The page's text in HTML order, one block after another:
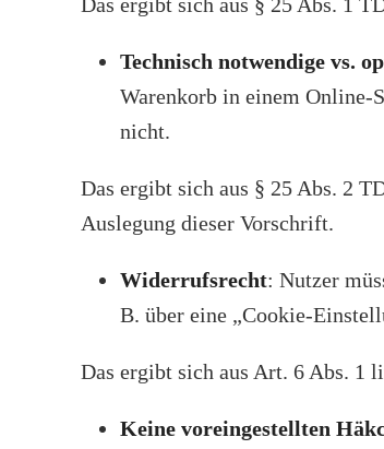
Technisch notwendige vs.
Warenkorb in einem Online-
nicht.
Das ergibt sich aus § 25 Abs. 2
Auslegung dieser Vorschrift.
Widerrufsrecht: Nutzer
B. über eine „Cookie-
Das ergibt sich aus Art. 6 Abs. 1
Keine voreingestellten